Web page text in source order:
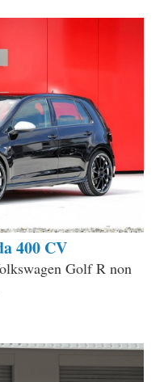
400 CV
Golf R non